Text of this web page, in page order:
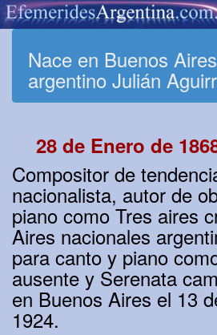
Nace en Buenos
argentino Julián
28 de Enero de
Compositor de
nacionalista, autor de
piano como Tres aires
Aires nacionales
para canto y piano
ausente y Serenata
en Buenos Aires el 13
1924.